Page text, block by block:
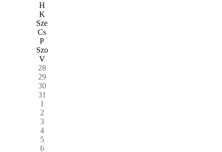
H
K
Sze
Cs
P
Szo
V
28
29
30
31
1
2
3
4
5
6